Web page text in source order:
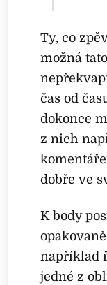
Ty, co
možná
čas od
dokonce
z nich
dobře ve
K body
například
jedné z